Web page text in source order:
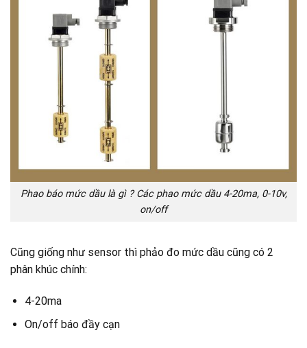
Phao báo mức dầu là gì ? Các phao mức dầu 4-20ma, 0-10v,
on/off
Cũng giống như sensor thì phảo đo mức dầu cũng có 2
phân khúc chính:
4-20ma
On/off báo đầy cạn